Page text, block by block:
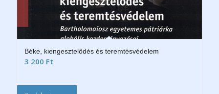
Béke, kiengesztelődés és teremtésvédelem
3 200 Ft